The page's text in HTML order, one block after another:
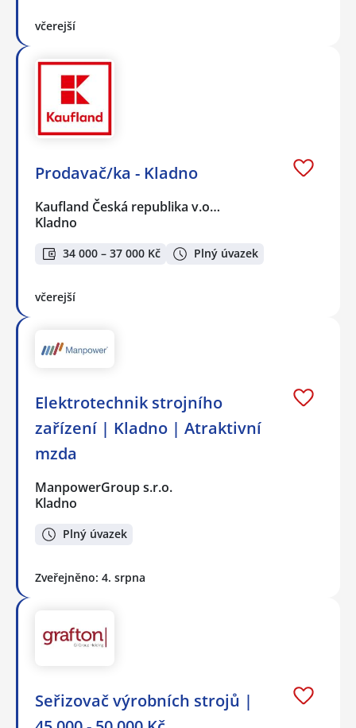
včerejší
Prodavač/ka - Kladno
Kaufland Česká republika v.o…
Kladno
34 000 – 37 000 Kč Plný úvazek
včerejší
Elektrotechnik strojního
zařízení | Kladno | Atraktivní
mzda
ManpowerGroup s.r.o.
Kladno
Plný úvazek
Zveřejněno: 4. srpna
Seřizovač výrobních strojů |